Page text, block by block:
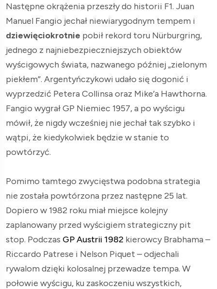
Następne okrążenia przeszły do historii F1. Juan
Manuel Fangio jechał niewiarygodnym tempem i
dziewięciokrotnie pobił rekord toru Nürburgring,
jednego z najniebezpieczniejszych obiektów
wyścigowych świata, nazwanego później „zielonym
piekłem”. Argentyńczykowi udało się dogonić i
wyprzedzić Petera Collinsa oraz Mike’a Hawthorna.
Fangio wygrał GP Niemiec 1957, a po wyścigu
mówił, że nigdy wcześniej nie jechał tak szybko i
wątpi, że kiedykolwiek będzie w stanie to
powtórzyć.
Pomimo tamtego zwycięstwa podobna strategia
nie została powtórzona przez następne 25 lat.
Dopiero w 1982 roku miał miejsce kolejny
zaplanowany przed wyścigiem strategiczny pit
stop. Podczas GP Austrii 1982 kierowcy Brabhama –
Riccardo Patrese i Nelson Piquet – odjechali
rywalom dzięki kolosalnej przewadze tempa. W
połowie wyścigu, ku zaskoczeniu wszystkich,